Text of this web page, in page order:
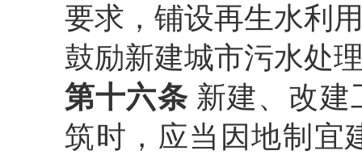
要求，铺设再生水利
鼓励新建城市污水处
第十六条 新建、改建
筑时，应当因地制宜